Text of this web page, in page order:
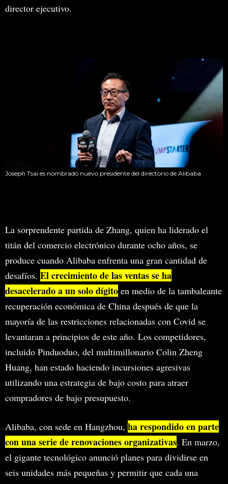
director ejecutivo.
Joseph Tsai es nombrado nuevo presidente del directorio de Alibaba
La sorprendente partida de Zhang, quien ha liderado el
titán del comercio electrónico durante ocho años, se
produce cuando Alibaba enfrenta una gran cantidad de
desafíos. El crecimiento de las ventas se ha
desacelerado a un solo dígito en medio de la tambaleante
recuperación económica de China después de que la
mayoría de las restricciones relacionadas con Covid se
levantaran a principios de este año. Los competidores,
incluido Pinduoduo, del multimillonario Colin Zheng
Huang, han estado haciendo incursiones agresivas
utilizando una estrategia de bajo costo para atraer
compradores de bajo presupuesto.
Alibaba, con sede en Hangzhou, ha respondido en parte
con una serie de renovaciones organizativas. En marzo,
el gigante tecnológico anunció planes para dividirse en
seis unidades más pequeñas y permitir que cada una